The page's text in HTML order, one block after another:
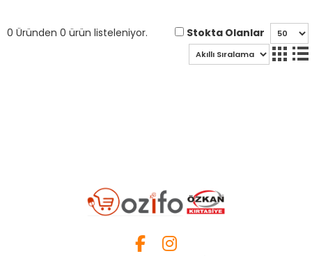
Oyuncak & Spor Gereçleri
0 Üründen 0 ürün listeleniyor. Stokta Olanlar